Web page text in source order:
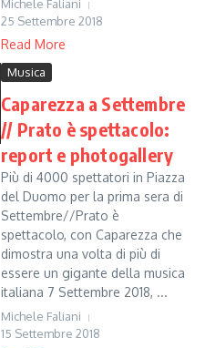
Michele Faliani
25 Settembre 2018
Read More
Musica
Caparezza a Settembre
// Prato è spettacolo:
report e photogallery
Più di 4000 spettatori in Piazza
del Duomo per la prima sera di
Settembre//Prato è
spettacolo, con Caparezza che
dimostra una volta di più di
essere un gigante della musica
italiana 7 Settembre 2018, ...
Michele Faliani
15 Settembre 2018